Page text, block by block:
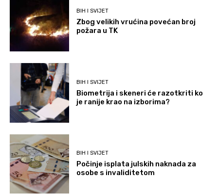
BIH I SVIJET
Zbog velikih vrućina povećan broj
požara u TK
BIH I SVIJET
Biometrija i skeneri će razotkriti ko
je ranije krao na izborima?
BIH I SVIJET
Počinje isplata julskih naknada za
osobe s invaliditetom